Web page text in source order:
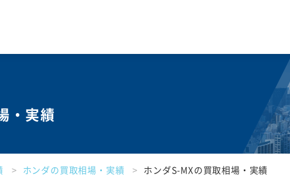
・実績
ホンダの買取相場・実績 ホンダS-MXの買取相場・実績